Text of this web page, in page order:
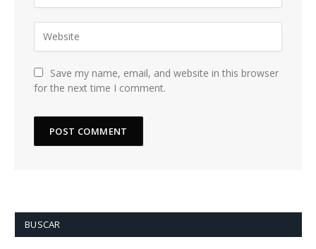
Save my name, email, and website in this browser
for the next time I comment.
BUSCAR